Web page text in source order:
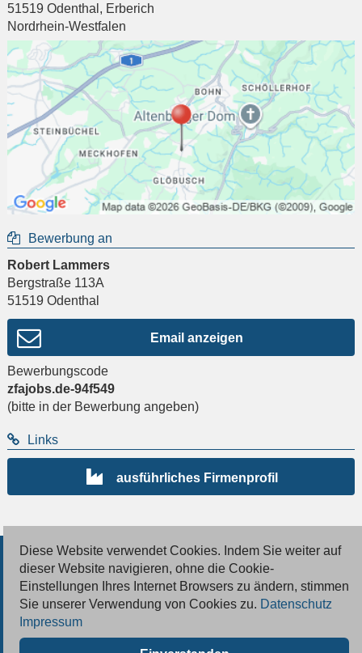
51519 Odenthal , Erberich
Nordrhein-Westfalen
Bewerbung an
Robert Lammers
Bergstraße 113A
51519 Odenthal
Email anzeigen
Bewerbungscode
zfajobs.de-94f549
(bitte in der Bewerbung angeben)
Links
ausführliches Firmenprofil
© 2026 Deutsche Jobmarkt GmbH
Inserieren
Kontakt
Diese Website verwendet Cookies. Indem Sie weiter auf
dieser Website navigieren, ohne die Cookie-
Einstellungen Ihres Internet Browsers zu ändern, stimmen
Sie unserer Verwendung von Cookies zu. Datenschutz
Impressum